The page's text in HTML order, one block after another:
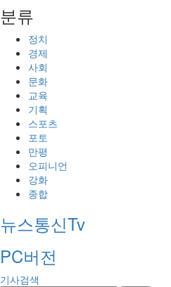
분류
정치
경제
사회
문화
교육
기획
스포츠
포토
만평
오피니언
강화
종합
뉴스통신Tv
PC버전
기사검색